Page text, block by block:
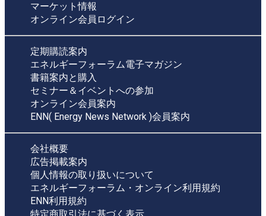
マーケット情報
オンライン会員ログイン
定期購読案内
エネルギーフォーラム電子マガジン
書籍案内と購入
セミナー＆イベントへの参加
オンライン会員案内
ENN( Energy News Network )会員案内
会社概要
広告掲載案内
個人情報の取り扱いについて
エネルギーフォーラム・オンライン利用規約
ENN利用規約